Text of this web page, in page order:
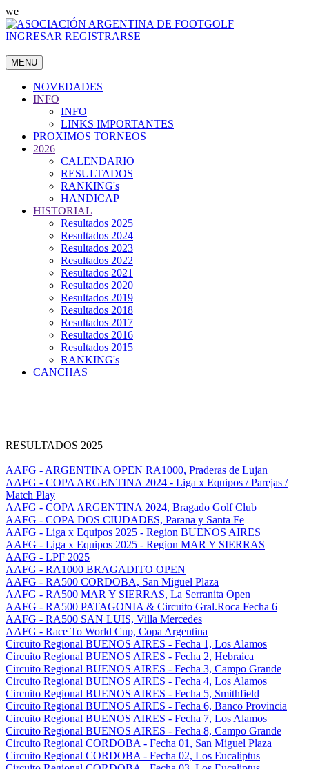
we
INGRESAR REGISTRARSE
MENU
NOVEDADES
INFO
INFO
LINKS IMPORTANTES
PROXIMOS TORNEOS
2026
CALENDARIO
RESULTADOS
RANKING's
HANDICAP
HISTORIAL
Resultados 2025
Resultados 2024
Resultados 2023
Resultados 2022
Resultados 2021
Resultados 2020
Resultados 2019
Resultados 2018
Resultados 2017
Resultados 2016
Resultados 2015
RANKING's
CANCHAS
RESULTADOS 2025
AAFG - ARGENTINA OPEN RA1000, Praderas de Lujan
AAFG - COPA ARGENTINA 2024 - Liga x Equipos / Parejas /
Match Play
AAFG - COPA ARGENTINA 2024, Bragado Golf Club
AAFG - COPA DOS CIUDADES, Parana y Santa Fe
AAFG - Liga x Equipos 2025 - Region BUENOS AIRES
AAFG - Liga x Equipos 2025 - Region MAR Y SIERRAS
AAFG - LPF 2025
AAFG - RA1000 BRAGADITO OPEN
AAFG - RA500 CORDOBA, San Miguel Plaza
AAFG - RA500 MAR Y SIERRAS, La Serranita Open
AAFG - RA500 PATAGONIA & Circuito Gral.Roca Fecha 6
AAFG - RA500 SAN LUIS, Villa Mercedes
AAFG - Race To World Cup, Copa Argentina
Circuito Regional BUENOS AIRES - Fecha 1, Los Alamos
Circuito Regional BUENOS AIRES - Fecha 2, Hebraica
Circuito Regional BUENOS AIRES - Fecha 3, Campo Grande
Circuito Regional BUENOS AIRES - Fecha 4, Los Alamos
Circuito Regional BUENOS AIRES - Fecha 5, Smithfield
Circuito Regional BUENOS AIRES - Fecha 6, Banco Provincia
Circuito Regional BUENOS AIRES - Fecha 7, Los Alamos
Circuito Regional BUENOS AIRES - Fecha 8, Campo Grande
Circuito Regional CORDOBA - Fecha 01, San Miguel Plaza
Circuito Regional CORDOBA - Fecha 02, Los Eucaliptus